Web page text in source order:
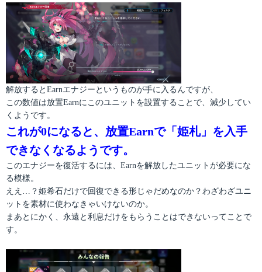
解放するとEarnエナジーというものが手に入るんですが、
この数値は放置Earnにこのユニットを設置することで、減少してい
くようです。
これが0になると、放置Earnで「姫札」を入手
できなくなるようです。
このエナジーを復活するには、Earnを解放したユニットが必要にな
る模様。
ええ…？姫希石だけで回復できる形じゃだめなのか？わざわざユニ
ットを素材に使わなきゃいけないのか。
まあとにかく、永遠と利息だけをもらうことはできないってことで
す。